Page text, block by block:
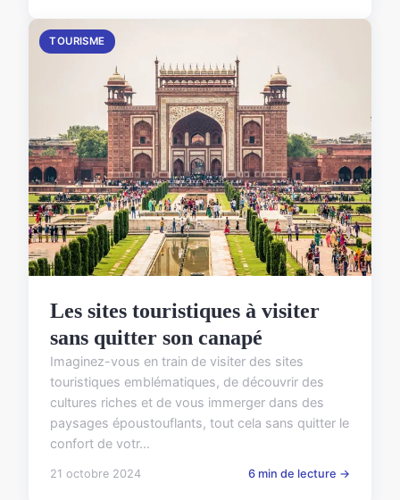
TOURISME
Les sites touristiques à visiter
sans quitter son canapé
Imaginez-vous en train de visiter des sites
touristiques emblématiques, de découvrir des
cultures riches et de vous immerger dans des
paysages époustouflants, tout cela sans quitter le
confort de votr...
21 octobre 2024 6 min de lecture →